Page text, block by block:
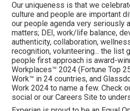
Our uniqueness is that we
culture and people are important
our people agenda very seriously
matters; DEI, work/life balance,
authenticity, collaboration,
recognition, volunteering... the list
people first approach is award-
Workplaces™ 2024 (Fortune Top
Work™ in 24 countries, and
Work 2024 to name a few. Check
social or our Careers Site to